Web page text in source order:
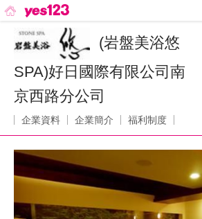
(岩盤美浴悠
SPA)好日國際有限公司南
京西路分公司
企業資料 企業簡介 福利制度